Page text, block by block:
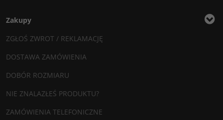
Zakupy
ZGŁOŚ ZWROT / REKLAMACJĘ
DOSTAWA ZAMÓWIENIA
DOBÓR ROZMIARU
NIE ZNALAZŁEŚ PRODUKTU?
ZAMÓWIENIA TELEFONICZNE